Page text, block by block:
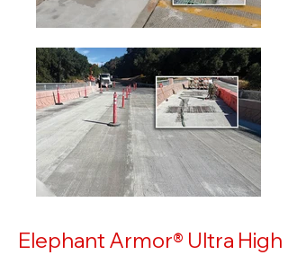
Elephant Armor® Ultra High